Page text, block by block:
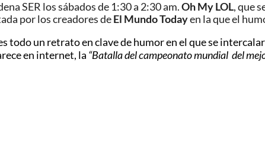
SER los sábados de 1:30 a 2:30 am.Oh My LOL, que
por loscreadores deEl Mundo Todayen la que el
todo un retrato en clave de humor en el que se
en internet, la “Batalla del campeonato mundial del